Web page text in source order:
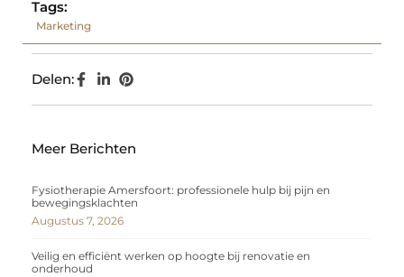
Tags:
Marketing
Delen:
Meer Berichten
Fysiotherapie Amersfoort: professionele hulp bij pijn en
bewegingsklachten
Augustus 7, 2026
Veilig en efficiënt werken op hoogte bij renovatie en
onderhoud